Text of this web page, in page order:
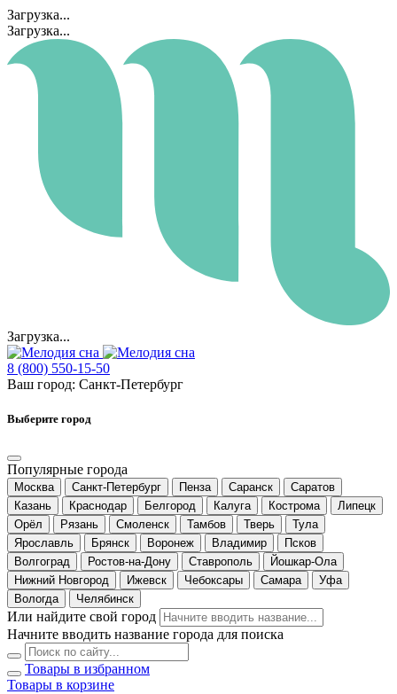
Загрузка...
Загрузка...
Загрузка...
8 (800) 550-15-50
Ваш город: Санкт-Петербург
Выберите город
Популярные города
Москва Санкт-Петербург Пенза Саранск
Саратов
Казань
Краснодар Белгород Калуга Кострома
Липецк
Орёл
Рязань Смоленск Тамбов Тверь
Тула
Ярославль
Брянск Воронеж Владимир
Псков
Волгоград
Ростов-на-Дону Ставрополь
Йошкар-Ола
Нижний Новгород
Ижевск Чебоксары Самара
Уфа
Вологда
Челябинск
Или найдите свой город
Начните вводить название города для поиска
Товары в избранном
Товары в корзине